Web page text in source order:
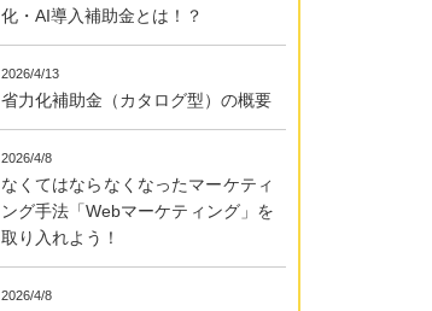
化・AI導入補助金とは！？
2026/4/13
省力化補助金（カタログ型）の概要
2026/4/8
なくてはならなくなったマーケティ
ング手法「Webマーケティング」を
取り入れよう！
2026/4/8